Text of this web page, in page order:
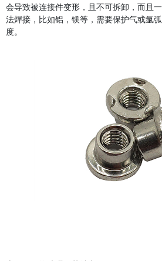
会导致被连接件变形，且不可拆卸，而且
法焊接，比如铝，镁等，需要保护气或氩
度。